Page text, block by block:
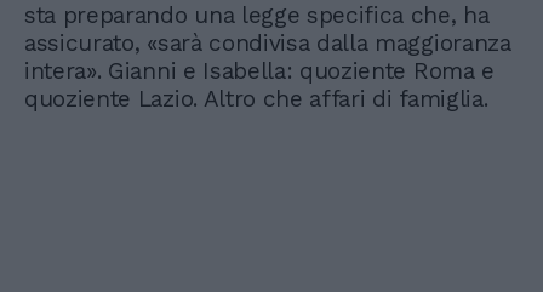
sta preparando una legge specifica che, ha
assicurato, «sarà condivisa dalla maggioranza
intera». Gianni e Isabella: quoziente Roma e
quoziente Lazio. Altro che affari di famiglia.